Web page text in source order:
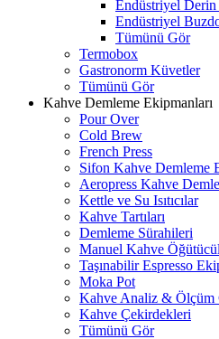
Endüstriyel
Endüstriyel
Tümünü Gör
Termobox
Gastronorm Küvetler
Tümünü Gör
Kahve Demleme Ekipmanları
Pour Over
Cold Brew
French Press
Sifon Kahve Demleme
Aeropress Kahve
Kettle ve Su Isıtıcılar
Kahve Tartıları
Demleme Sürahileri
Manuel Kahve
Taşınabilir Espresso
Moka Pot
Kahve Analiz & Ölçüm
Kahve Çekirdekleri
Tümünü Gör